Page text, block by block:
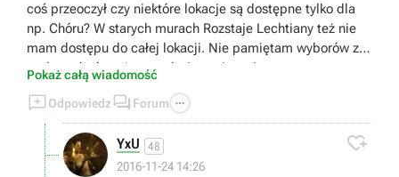
coś przeoczył czy niektóre lokacje są dostępne tylko dla
np. Chóru? W starych murach Rozstaje Lechtiany też nie
mam dostępu do całej lokacji. Nie pamiętam wyborów z
prologu, być może tam tkwi rozwiązanie.
Pokaż całą wiadomość
Odpowiedz  Forum 
YxU 48
2016-11-24 14:26
